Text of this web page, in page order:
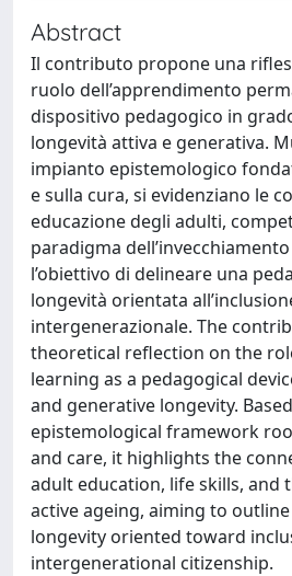
Abstract
Il contributo propone una
ruolo dell’apprendimento
dispositivo pedagogico in
longevità attiva e generativa.
impianto epistemologico
e sulla cura, si evidenziano le
educazione degli adulti,
paradigma
l’obiettivo di delineare una
longevità orientata
intergenerazionale. The
theoretical reflection on the
learning as a pedagogical
and generative longevity.
epistemological framework
and care, it highlights the
adult education, life skills, and
active ageing, aiming to
longevity oriented toward
intergenerational citizenship.